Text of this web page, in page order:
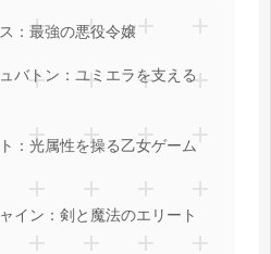
：最強の悪役令嬢
バトン：ユミエラを支える
：光属性を操る乙女ゲーム
イン：剣と魔法のエリート